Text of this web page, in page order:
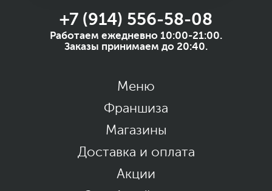
+7 (914) 556-58-08
Работаем ежедневно 10:00-21:00.
Заказы принимаем до 20:40.
Меню
Франшиза
Магазины
Доставка и оплата
Акции